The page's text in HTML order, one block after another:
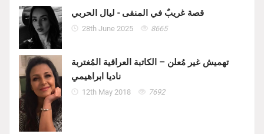
قصة غريبٌ في المنفى - ليال الحربي
28th June 2025 8665
تهميش غير مُعلن – الكاتبة العراقية المُغتربة
ناديا ابراهيمي
12th May 2018 7692